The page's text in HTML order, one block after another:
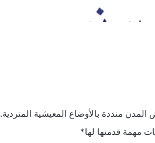
منددة بالأوضاع المعيشية المتردية.
مهمة قدمتها لها*